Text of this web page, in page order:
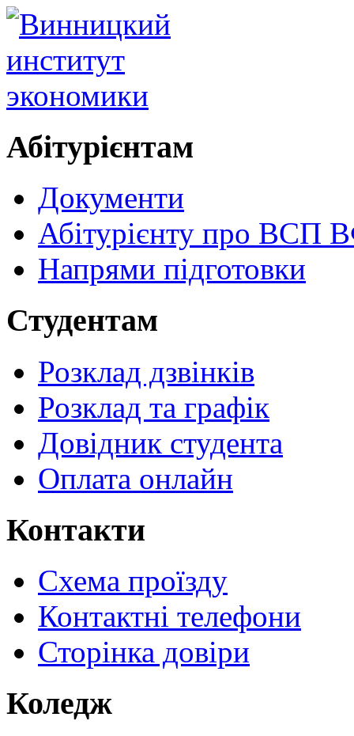
Абітурієнтам
Документи
Абітурієнту про ВСП
Напрями підготовки
Студентам
Розклад дзвінків
Розклад та графік
Довідник студента
Оплата онлайн
Контакти
Схема проїзду
Контактні телефони
Сторінка довіри
Коледж